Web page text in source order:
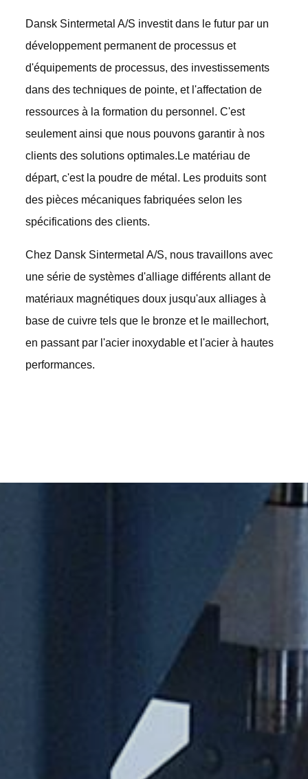
Dansk Sintermetal A/S investit dans le futur par un
développement permanent de processus et
d'équipements de processus, des investissements
dans des techniques de pointe, et l'affectation de
ressources à la formation du personnel. C'est
seulement ainsi que nous pouvons garantir à nos
clients des solutions optimales.Le matériau de
départ, c'est la poudre de métal. Les produits sont
des pièces mécaniques fabriquées selon les
spécifications des clients.
Chez Dansk Sintermetal A/S, nous travaillons avec
une série de systèmes d'alliage différents allant de
matériaux magnétiques doux jusqu'aux alliages à
base de cuivre tels que le bronze et le maillechort,
en passant par l'acier inoxydable et l'acier à hautes
performances.